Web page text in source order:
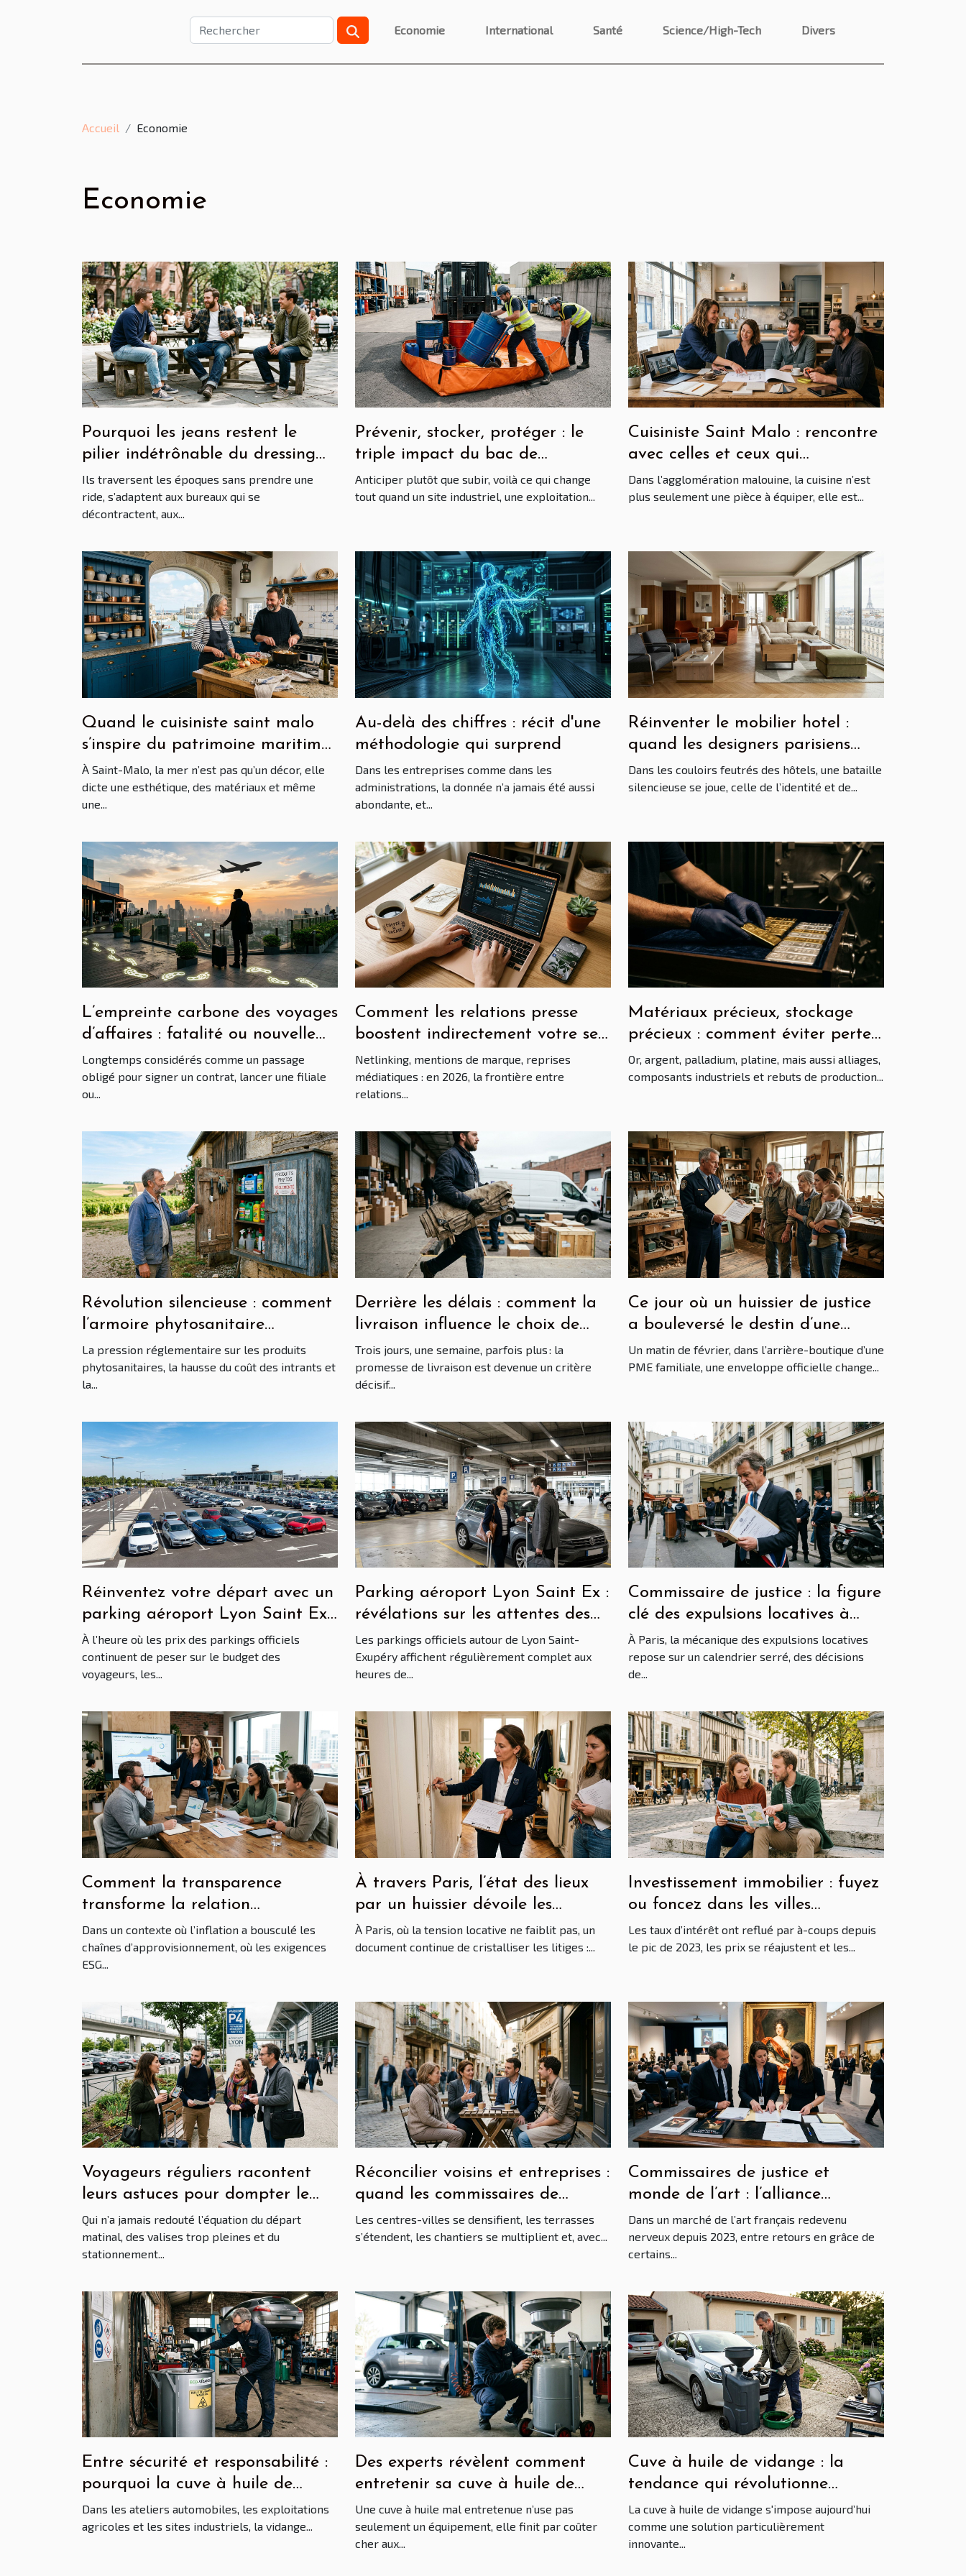
Economie International Santé Science/High-Tech Divers
Accueil Economie
Economie
Pourquoi les jeans restent le
pilier indétrônable du dressing
masculin
Ils traversent les époques sans prendre une
ride, s’adaptent aux bureaux qui se
décontractent, aux...
Prévenir, stocker, protéger : le
triple impact du bac de
rétention souple
Anticiper plutôt que subir, voilà ce qui change
tout quand un site industriel, une exploitation...
Cuisiniste Saint Malo : rencontre
avec celles et ceux qui
transforment nos intérieurs
Dans l’agglomération malouine, la cuisine n’est
plus seulement une pièce à équiper, elle est...
Quand le cuisiniste saint malo
s’inspire du patrimoine maritime
breton
À Saint-Malo, la mer n’est pas qu’un décor, elle
dicte une esthétique, des matériaux et même
une...
Au-delà des chiffres : récit d'une
méthodologie qui surprend
Dans les entreprises comme dans les
administrations, la donnée n’a jamais été aussi
abondante, et...
Réinventer le mobilier hotel :
quand les designers parisiens
dictent la tendance mondiale
Dans les couloirs feutrés des hôtels, une bataille
silencieuse se joue, celle de l’identité et de...
L’empreinte carbone des voyages
d’affaires : fatalité ou nouvelle
donne ?
Longtemps considérés comme un passage
obligé pour signer un contrat, lancer une filiale
ou...
Comment les relations presse
boostent indirectement votre seo
via le netlinking
Netlinking, mentions de marque, reprises
médiatiques : en 2026, la frontière entre
relations...
Matériaux précieux, stockage
précieux : comment éviter pertes
et litiges
Or, argent, palladium, platine, mais aussi alliages,
composants industriels et rebuts de production...
Révolution silencieuse : comment
l’armoire phytosanitaire
transforme le quotidien des
agriculteurs français
La pression réglementaire sur les produits
phytosanitaires, la hausse du coût des intrants et
la...
Derrière les délais : comment la
livraison influence le choix de
votre bâche
Trois jours, une semaine, parfois plus : la
promesse de livraison est devenue un critère
décisif...
Ce jour où un huissier de justice
a bouleversé le destin d’une
entreprise familiale
Un matin de février, dans l’arrière-boutique d’une
PME familiale, une enveloppe officielle change...
Réinventez votre départ avec un
parking aéroport Lyon Saint Ex
malin
À l’heure où les prix des parkings officiels
continuent de peser sur le budget des
voyageurs, les...
Parking aéroport Lyon Saint Ex :
révélations sur les attentes des
voyageurs réguliers
Les parkings officiels autour de Lyon Saint-
Exupéry affichent régulièrement complet aux
heures de...
Commissaire de justice : la figure
clé des expulsions locatives à
Paris
À Paris, la mécanique des expulsions locatives
repose sur un calendrier serré, des décisions
de...
Comment la transparence
transforme la relation
fournisseurs aujourd’hui
Dans un contexte où l’inflation a bousculé les
chaînes d’approvisionnement, où les exigences
ESG...
À travers Paris, l’état des lieux
par un huissier dévoile les
dessous du marché locatif
À Paris, où la tension locative ne faiblit pas, un
document continue de cristalliser les litiges :...
Investissement immobilier : fuyez
ou foncez dans les villes
moyennes françaises ?
Les taux d’intérêt ont reflué par à-coups depuis
le pic de 2023, les prix se réajustent et les...
Voyageurs réguliers racontent
leurs astuces pour dompter le
parking aéroport Lyon Saint Ex
Qui n’a jamais redouté l’équation du départ
matinal, des valises trop pleines et du
stationnement...
Réconcilier voisins et entreprises :
quand les commissaires de
justice innovent en centre-ville
Les centres-villes se densifient, les terrasses
s’étendent, les chantiers se multiplient et, avec...
Commissaires de justice et
monde de l’art : l’alliance
stratégique derrière les enchères
majeures
Dans un marché de l’art français redevenu
nerveux depuis 2023, entre retours en grâce de
certains...
Entre sécurité et responsabilité :
pourquoi la cuve à huile de
vidange s’impose chez les
professionnels ?
Dans les ateliers automobiles, les exploitations
agricoles et les sites industriels, la vidange...
Des experts révèlent comment
entretenir sa cuve à huile de
vidange prolonge la vie de vos
véhicules
Une cuve à huile mal entretenue n’use pas
seulement un équipement, elle finit par coûter
cher aux...
Cuve à huile de vidange : la
tendance qui révolutionne
l’entretien automobile en France
La cuve à huile de vidange s'impose aujourd’hui
comme une solution particulièrement
innovante...